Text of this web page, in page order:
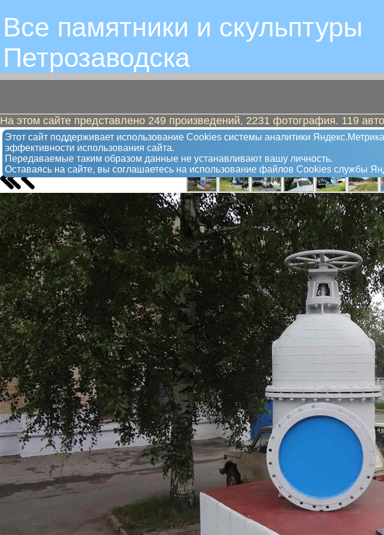
Все памятники и скульптуры
Петрозаводскa
На этом сайте представлено 249 произведений, 2231 фотография. 119
Этот сайт поддерживает использование Сookies системы аналитики
эффективности использования сайта.
Передаваемые таким образом данные не устанавливают вашу личность.
Оставаясь на сайте, вы соглашаетесь на использование файлов Сookies службы
Водоканалу - 70 лет. Водопроводный кран
Памятный знак